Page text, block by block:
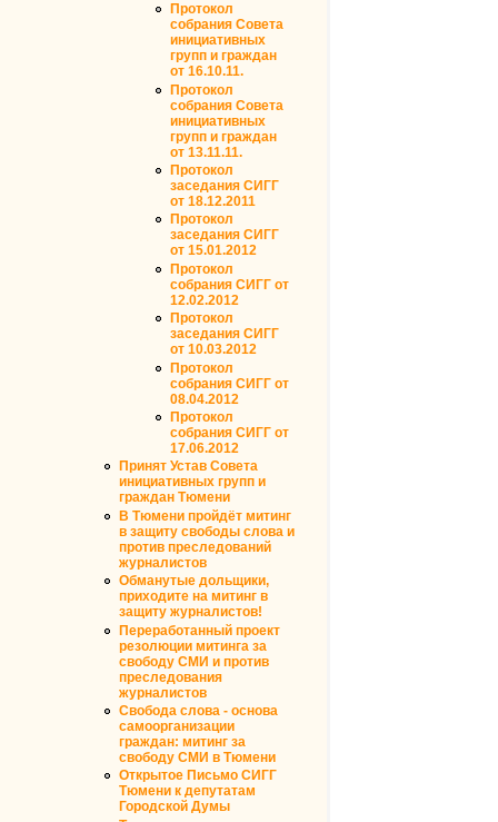
Протокол
собрания Совета
инициативных
групп и граждан
от 16.10.11.
Протокол
собрания Совета
инициативных
групп и граждан
от 13.11.11.
Протокол
заседания СИГГ
от 18.12.2011
Протокол
заседания СИГГ
от 15.01.2012
Протокол
собрания СИГГ от
12.02.2012
Протокол
заседания СИГГ
от 10.03.2012
Протокол
собрания СИГГ от
08.04.2012
Протокол
собрания СИГГ от
17.06.2012
Принят Устав Совета
инициативных групп и
граждан Тюмени
В Тюмени пройдёт митинг
в защиту свободы слова и
против преследований
журналистов
Обманутые дольщики,
приходите на митинг в
защиту журналистов!
Переработанный проект
резолюции митинга за
свободу СМИ и против
преследования
журналистов
Свобода слова - основа
самоорганизации
граждан: митинг за
свободу СМИ в Тюмени
Открытое Письмо СИГГ
Тюмени к депутатам
Городской Думы